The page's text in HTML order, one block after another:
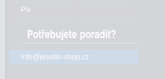
Psi
info@jeseter-shop.cz